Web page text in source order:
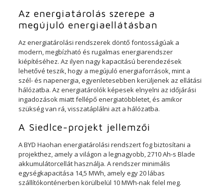
Az energiatárolás szerepe a
megújuló energiaellátásban
Az energiatárolási rendszerek döntő fontosságúak a
modern, megbízható és rugalmas energiarendszer
kiépítéséhez. Az ilyen nagy kapacitású berendezések
lehetővé teszik, hogy a megújuló energiaforrások, mint a
szél- és napenergia, egyenletesebben kerüljenek az ellátási
hálózatba. Az energiatárolók képesek elnyelni az időjárási
ingadozások miatt fellépő energiatöbbletet, és amikor
szükség van rá, visszatáplálni azt a hálózatba.
A Siedlce-projekt jellemzői
A BYD Haohan energiatárolási rendszert fog biztosítani a
projekthez, amely a világon a legnagyobb, 2710 Ah-s Blade
akkumulátorcellát használja. A rendszer minimális
egységkapacitása 14,5 MWh, amely egy 20 lábas
szállítókonténerben körülbelül 10 MWh-nak felel meg.